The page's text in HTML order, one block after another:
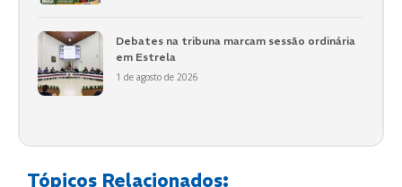
Debates na tribuna marcam sessão ordinária
em Estrela
1 de agosto de 2026
Tópicos Relacionados: